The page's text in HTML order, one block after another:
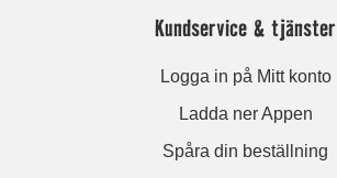
Kundservice & tjänster
Logga in på Mitt konto
Ladda ner Appen
Spåra din beställning